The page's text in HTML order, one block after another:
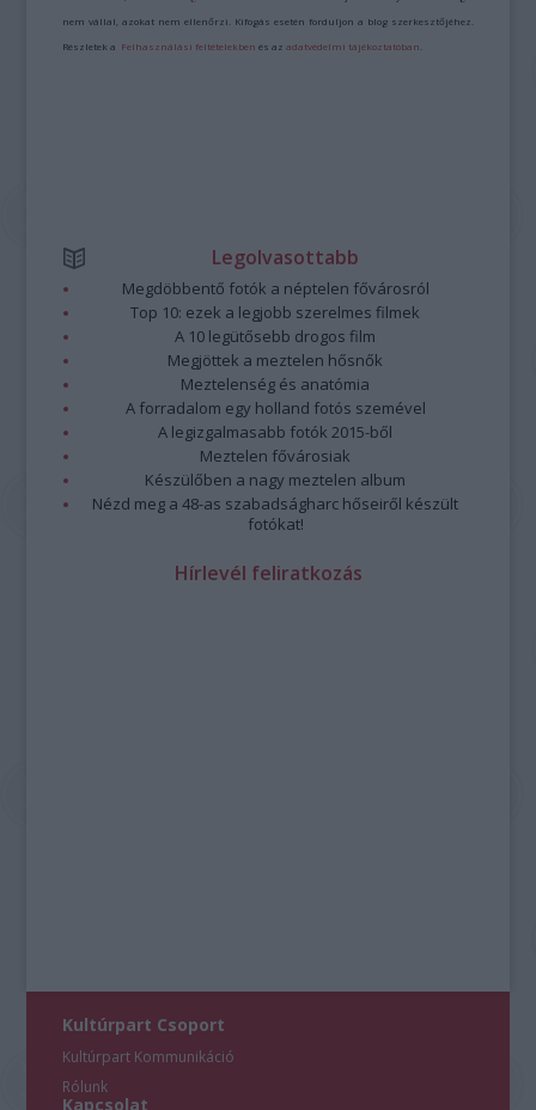
nem vállal, azokat nem ellenőrzi. Kifogás esetén forduljon a blog szerkesztőjéhez.
Részletek a Felhasználási feltételekben és azadatvédelmi tájékoztatóban
Legolvasottabb
Megdöbbentő fotók a néptelen fővárosról
Top 10: ezek a legjobb szerelmes filmek
A 10 legütősebb drogos film
Megjöttek a meztelen hősnők
Meztelenség és anatómia
A forradalom egy holland fotós szemével
A legizgalmasabb fotók 2015-ből
Meztelen fővárosiak
Készülőben a nagy meztelen album
Nézd meg a 48-as szabadságharc hőseiről készült
fotókat!
Hírlevél feliratkozás
Kultúrpart Csoport
Kultúrpart Kommunikáció
Rólunk
Kapcsolat